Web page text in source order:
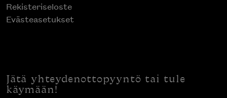
Rekisteriseloste
Evästeasetukset
Jätä yhteydenottopyyntö tai tule
käymään!